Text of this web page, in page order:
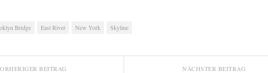
Bridge East River New York Skyline
NÄCHSTER BEITRAG
BEITRAG